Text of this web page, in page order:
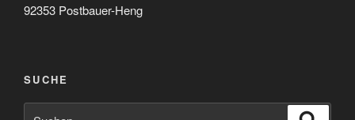
92353 Postbauer-Heng
SUCHE